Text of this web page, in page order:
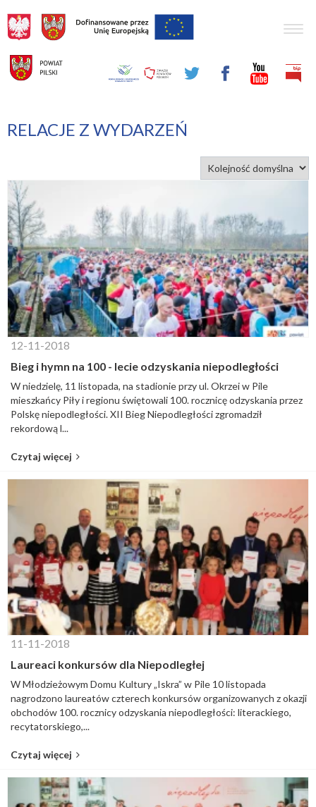
RELACJE Z WYDARZEŃ
12-11-2018
Bieg i hymn na 100 - lecie odzyskania niepodległości
W niedzielę, 11 listopada, na stadionie przy ul. Okrzei w Pile
mieszkańcy Piły i regionu świętowali 100. rocznicę odzyskania przez
Polskę niepodległości. XII Bieg Niepodległości zgromadził
rekordową l...
Czytaj więcej
11-11-2018
Laureaci konkursów dla Niepodległej
W Młodzieżowym Domu Kultury „Iskra” w Pile 10 listopada
nagrodzono laureatów czterech konkursów organizowanych z okazji
obchodów 100. rocznicy odzyskania niepodległości: literackiego,
recytatorskiego,...
Czytaj więcej